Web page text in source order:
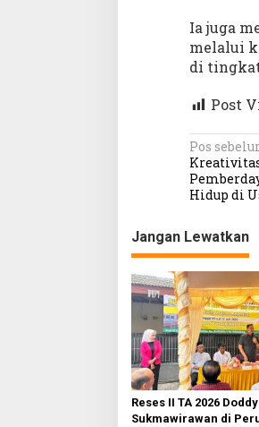
Ia juga
melalui
di
Post
N
a
v
g
a
s
i
p
o
s
Pos
Hidup di
Jangan Lewatkan
Reses II TA 2026 Doddy
Sukmawirawan di